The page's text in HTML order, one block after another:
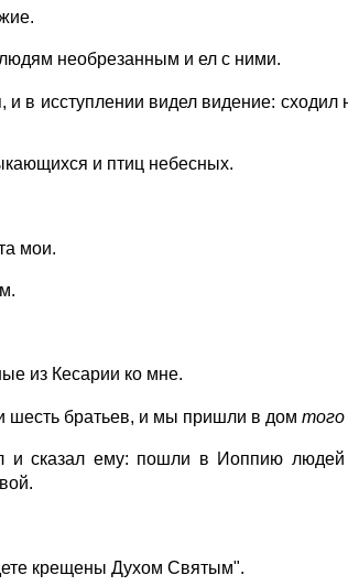
необрезанным и ел с ними.
в исступлении видел видение: сходил
и птиц небесных.
мои.
из Кесарии ко мне.
шесть братьев, и мы пришли в дом того
и сказал ему: пошли в Иоппию
крещены Духом Святым".